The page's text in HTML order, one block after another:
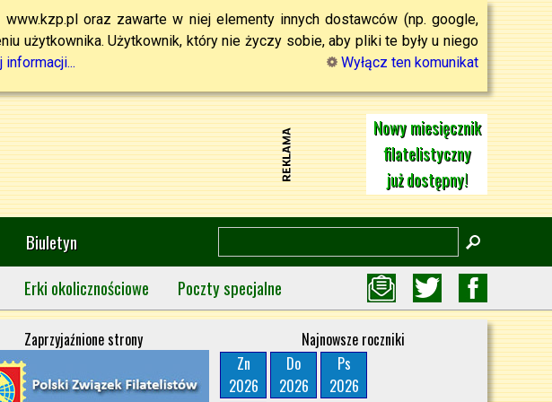
oraz zawarte w niej elementy innych dostawców (np. google,
użytkownika. Użytkownik, który nie życzy sobie, aby pliki te były u niego
informacji... Wyłącz ten komunikat
Nowy miesięcznik
filatelistyczny
już dostępny!
Biuletyn
Erki okolicznościowe Poczty specjalne
Zaprzyjaźnione strony
Najnowsze roczniki
Zn
2026
Do
2026
Ps
2026